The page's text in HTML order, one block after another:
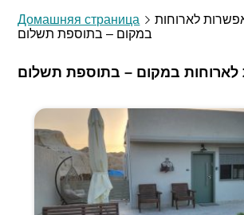
Домашняя страница
לארוחות
במקום – בתוספת תשלום
במקום – בתוספת תשלום